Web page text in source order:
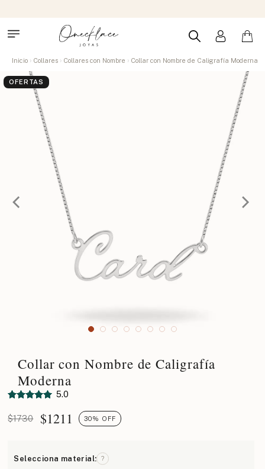
Inicio Collares Collares con Nombre Collar con Nombre de Caligrafía Moderna
OFERTAS
Collar con Nombre de Caligrafía
Moderna
5.0
$1730 $1211 30% OFF
Selecciona material: ?